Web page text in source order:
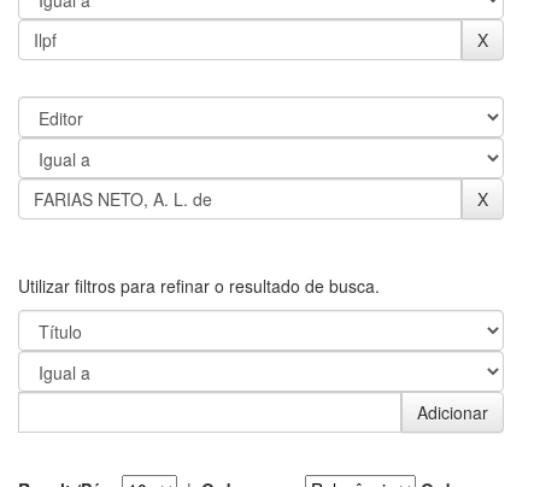
Utilizar filtros para refinar o resultado de busca.